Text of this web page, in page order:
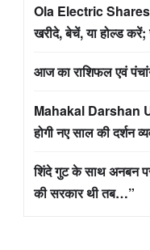
Ola Electric
खरीदे, बेचें, या होल्ड करें;
आज का राशिफल एवं
Mahakal Darshan
होगी नए साल की दर्शन
शिंदे गुट के साथ अनबन
की सरकार थी तब…”